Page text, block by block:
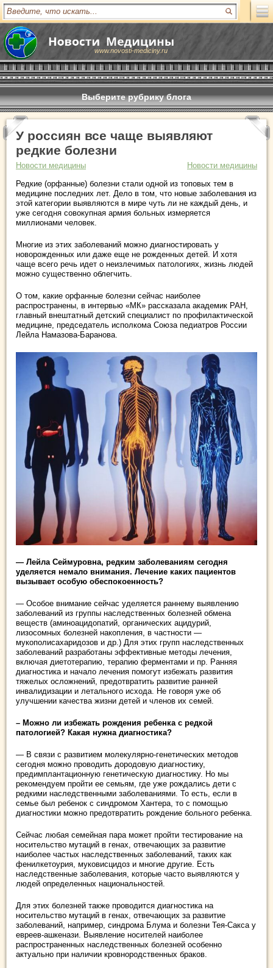
www.novosti-mediciny.ru
Выберите рубрику блога
У россиян все чаще выявляют
редкие болезни
Новости медицины
Новости медицины
Редкие (орфанные) болезни стали одной из топовых тем в
медицине последних лет. Дело в том, что новые заболевания из
этой категории выявляются в мире чуть ли не каждый день, и
уже сегодня совокупная армия больных измеряется
миллионами человек.
Многие из этих заболеваний можно диагностировать у
новорожденных или даже еще не рожденных детей. И хотя
чаще всего речь идет о неизлечимых патологиях, жизнь людей
можно существенно облегчить.
О том, какие орфанные болезни сейчас наиболее
распространены, в интервью «МК» рассказала академик РАН,
главный внештатный детский специалист по профилактической
медицине, председатель исполкома Союза педиатров России
Лейла Намазова-Баранова.
— Лейла Сеймуровна, редким заболеваниям сегодня
уделяется немало внимания. Лечение каких пациентов
вызывает особую обеспокоенность?
— Особое внимание сейчас уделяется раннему выявлению
заболеваний из группы наследственных болезней обмена
веществ (аминоацидопатий, органических ацидурий,
лизосомных болезней накопления, в частности —
мукополисахаридозов и др.) Для этих групп наследственных
заболеваний разработаны эффективные методы лечения,
включая диетотерапию, терапию ферментами и пр. Ранняя
диагностика и начало лечения помогут избежать развития
тяжелых осложнений, предотвратить развитие ранней
инвалидизации и летального исхода. Не говоря уже об
улучшении качества жизни детей и членов их семей.
– Можно ли избежать рождения ребенка с редкой
патологией? Какая нужна диагностика?
— В связи с развитием молекулярно-генетических методов
сегодня можно проводить дородовую диагностику,
предимплантационную генетическую диагностику. Но мы
рекомендуем пройти ее семьям, где уже рождались дети с
редкими наследственными заболеваниями. То есть, если в
семье был ребенок с синдромом Хантера, то с помощью
диагностики можно предотвратить рождение больного ребенка.
Сейчас любая семейная пара может пройти тестирование на
носительство мутаций в генах, отвечающих за развитие
наиболее частых наследственных заболеваний, таких как
фенилкетоурия, муковисцидоз и многие другие. Есть
наследственные заболевания, которые часто выявляются у
людей определенных национальностей.
Для этих болезней также проводится диагностика на
носительство мутаций в генах, отвечающих за развитие
заболеваний, например, синдрома Блума и болезни Тея-Сакса у
евреев-ашкенази. Выявление носителей наиболее
распространенных наследственных болезней особенно
актуально при наличии кровнородственных браков.